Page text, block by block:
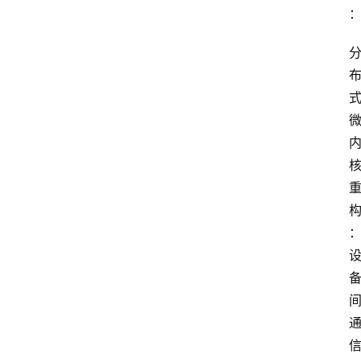
：
分
布
式
微
内
核
重
构
：
设
备
间
通
信